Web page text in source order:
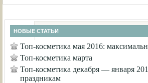
НОВЫЕ СТАТЬИ
Топ-косметика мая 2016:
Топ-косметика марта
Топ-косметика декабря — января
праздникам